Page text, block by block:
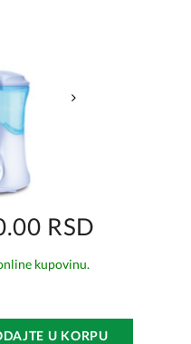
RSD
kupovinu.
U KORPU